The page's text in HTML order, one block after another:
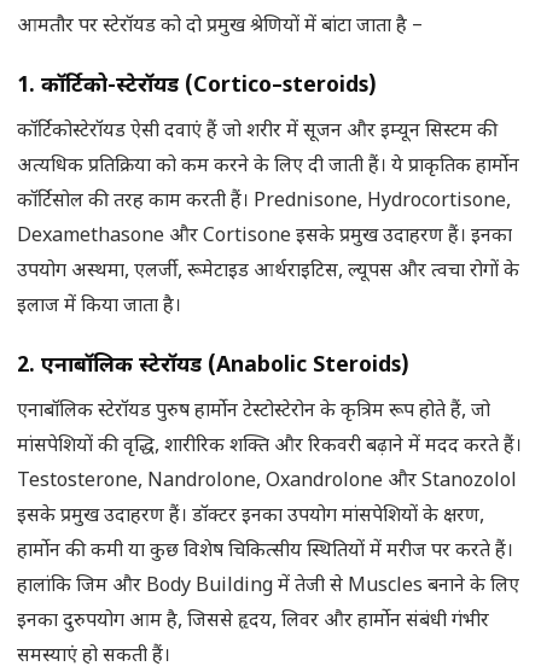
आमतौर पर स्टेरॉयड को दो प्रमुख श्रेणियों में बांटा जाता है –
1. कॉर्टिको-स्टेरॉयड (Cortico–steroids)
कॉर्टिकोस्टेरॉयड ऐसी दवाएं हैं जो शरीर में सूजन और इम्यून सिस्टम की
अत्यधिक प्रतिक्रिया को कम करने के लिए दी जाती हैं। ये प्राकृतिक हार्मोन
कॉर्टिसोल की तरह काम करती हैं। Prednisone, Hydrocortisone,
Dexamethasone और Cortisone इसके प्रमुख उदाहरण हैं। इनका
उपयोग अस्थमा, एलर्जी, रूमेटाइड आर्थराइटिस, ल्यूपस और त्वचा रोगों के
इलाज में किया जाता है।
2. एनाबॉलिक स्टेरॉयड (Anabolic Steroids)
एनाबॉलिक स्टेरॉयड पुरुष हार्मोन टेस्टोस्टेरोन के कृत्रिम रूप होते हैं, जो
मांसपेशियों की वृद्धि, शारीरिक शक्ति और रिकवरी बढ़ाने में मदद करते हैं।
Testosterone, Nandrolone, Oxandrolone और Stanozolol
इसके प्रमुख उदाहरण हैं। डॉक्टर इनका उपयोग मांसपेशियों के क्षरण,
हार्मोन की कमी या कुछ विशेष चिकित्सीय स्थितियों में मरीज पर करते हैं।
हालांकि जिम और Body Building में तेजी से Muscles बनाने के लिए
इनका दुरुपयोग आम है, जिससे हृदय, लिवर और हार्मोन संबंधी गंभीर
समस्याएं हो सकती हैं।